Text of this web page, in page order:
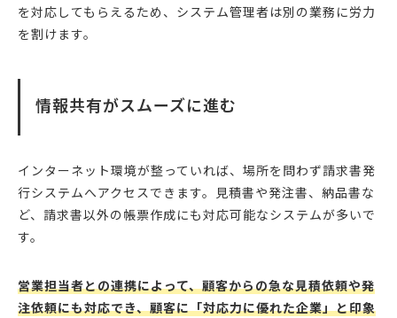
を対応してもらえるため、システム管理者は別の業務に労力
を割けます。
情報共有がスムーズに進む
インターネット環境が整っていれば、場所を問わず請求書発
行システムへアクセスできます。見積書や発注書、納品書な
ど、請求書以外の帳票作成にも対応可能なシステムが多いで
す。
営業担当者との連携によって、顧客からの急な見積依頼や発
注依頼にも対応でき、顧客に「対応力に優れた企業」と印象